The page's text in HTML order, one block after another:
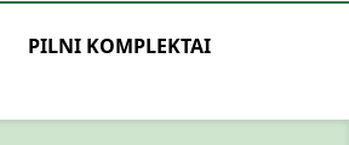
PILNI KOMPLEKTAI